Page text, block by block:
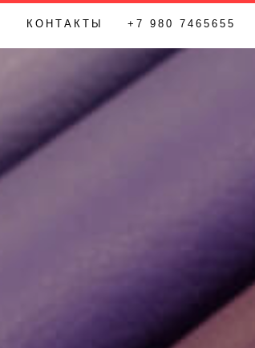
КОНТАКТЫ +7 980 7465655